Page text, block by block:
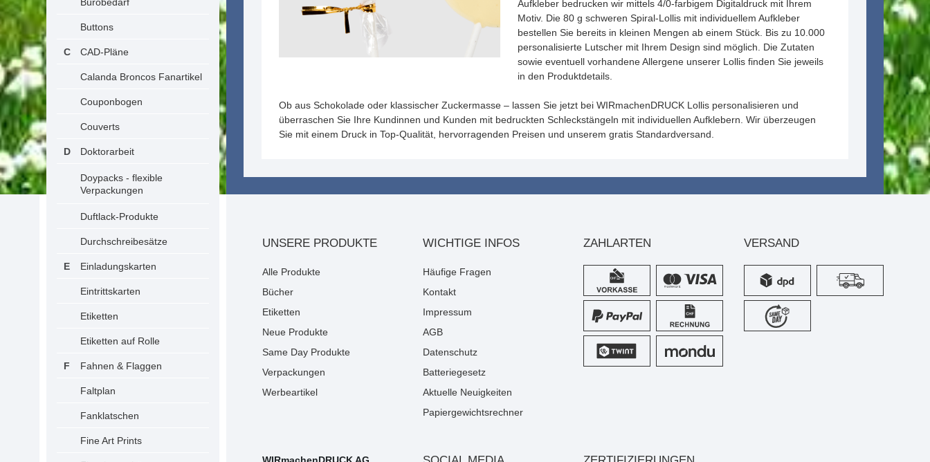
Buttons
CAD-Pläne
Calanda Broncos Fanartikel
Couponbogen
Couverts
Doktorarbeit
Doypacks - flexible
Verpackungen
Duftlack-Produkte
Durchschreibesätze
Einladungskarten
Eintrittskarten
Etiketten
Etiketten auf Rolle
Fahnen & Flaggen
Faltplan
Fanklatschen
Fine Art Prints
Aufkleber bedrucken wir mittels 4/0-farbigem Digitaldruck mit Ihrem
Motiv. Die 80 g schweren Spiral-Lollis mit individuellem Aufkleber
bestellen Sie bereits in kleinen Mengen ab einem Stück. Bis zu 10.000
personalisierte Lutscher mit Ihrem Design sind möglich. Die Zutaten
sowie eventuell vorhandene Allergene unserer Lollis finden Sie jeweils
in den Produktdetails.
Ob aus Schokolade oder klassischer Zuckermasse – lassen Sie jetzt bei WIRmachenDRUCK Lollis personalisieren und
überraschen Sie Ihre Kundinnen und Kunden mit bedruckten Schleckstängeln mit individuellen Aufklebern. Wir überzeugen
Sie mit einem Druck in Top-Qualität, hervorragenden Preisen und unserem gratis Standardversand.
UNSERE PRODUKTE
Alle Produkte
Bücher
Etiketten
Neue Produkte
Same Day Produkte
Verpackungen
Werbeartikel
WICHTIGE INFOS
Häufige Fragen
Kontakt
Impressum
AGB
Datenschutz
Batteriegesetz
Aktuelle Neuigkeiten
Papiergewichtsrechner
ZAHLARTEN VERSAND